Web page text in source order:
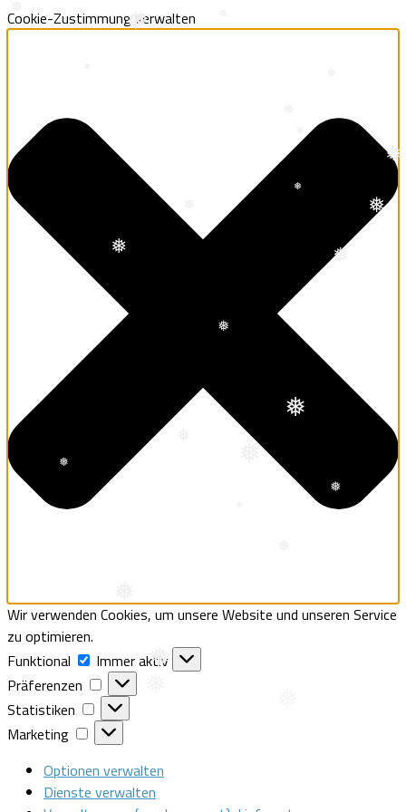
❅
❅
❅
❅
❅
❅
❅
Cookie-Zustimmung verwalten
Wir verwenden Cookies, um unsere Website und unseren Service
zu optimieren.
Funktional
Funktional
Immer aktiv
Präferenzen
Präferenzen
Statistiken
Statistiken
Marketing
Marketing
Optionen verwalten
Dienste verwalten